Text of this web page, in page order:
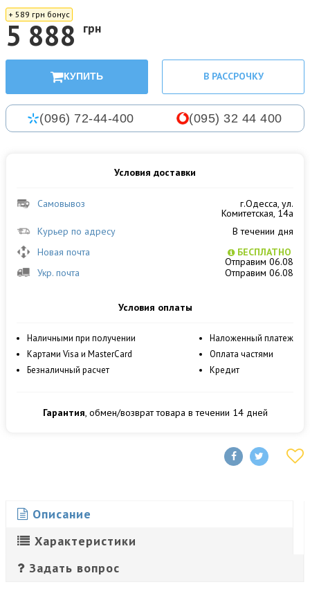
+ 589 грн бонус
5 888 грн
КУПИТЬ В РАССРОЧКУ
(096) 72-44-400 (095) 32 44 400
Условия доставки
Самовывоз г.Одесса, ул.
Комитетская, 14а
Курьер по адресу
В течении дня
Новая почта
БЕСПЛАТНО
Отправим 06.08
Укр. почта
Отправим 06.08
Условия оплаты
Наличными при получении
Картами Visa и MasterCard
Безналичный расчет
Наложенный платеж
Оплата частями
Кредит
Гарантия, обмен/возврат товара в течении 14 дней
Описание
Характеристики
Задать вопрос